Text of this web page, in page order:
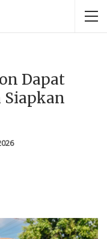
Dapat
Siapkan